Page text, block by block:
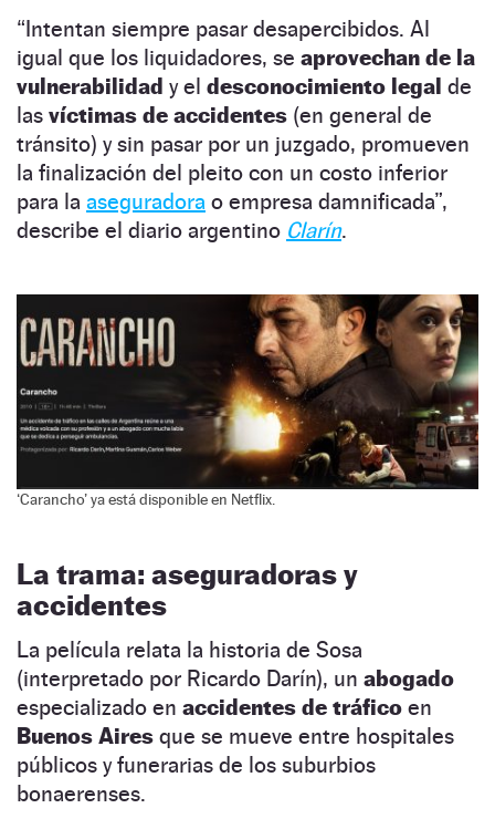
“Intentan siempre pasar desapercibidos. Al
igual que los liquidadores, se aprovechan de la
vulnerabilidad y el desconocimiento legal de
las víctimas de accidentes (en general de
tránsito) y sin pasar por un juzgado, promueven
la finalización del pleito con un costo inferior
para la aseguradora o empresa damnificada”,
describe el diario argentino Clarín.
‘Carancho’ ya está disponible en Netflix.
La trama: aseguradoras y
accidentes
La película relata la historia de Sosa
(interpretado por Ricardo Darín), un abogado
especializado en accidentes de tráfico en
Buenos Aires que se mueve entre hospitales
públicos y funerarias de los suburbios
bonaerenses.